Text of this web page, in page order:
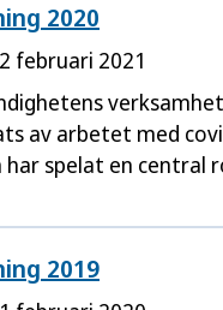
2020
februari 2021
av arbetet med
spelat en central
har
inom2019